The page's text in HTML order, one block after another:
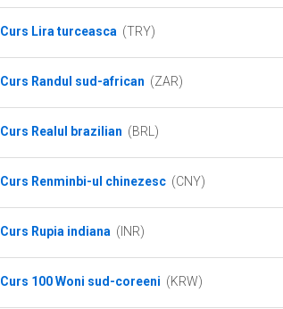
Curs Lira turceasca (TRY)
Curs Randul sud-african (ZAR)
Curs Realul brazilian (BRL)
Curs Renminbi-ul chinezesc (CNY)
Curs Rupia indiana (INR)
Curs 100 Woni sud-coreeni (KRW)